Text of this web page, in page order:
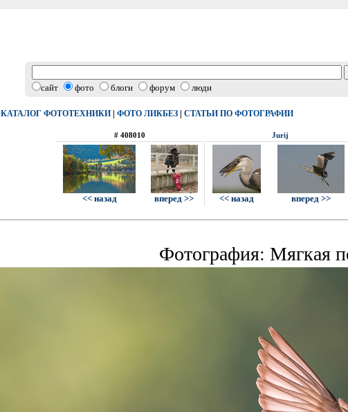
сайт фото блоги форум люди
КАТАЛОГ ФОТОТЕХНИКИ | ФОТО ЛИКБЕЗ | СТАТЬИ ПО ФОТОГРАФИИ
# 408010 Jurij
<< назад вперед >> << назад вперед >>
Фотография: Мягкая